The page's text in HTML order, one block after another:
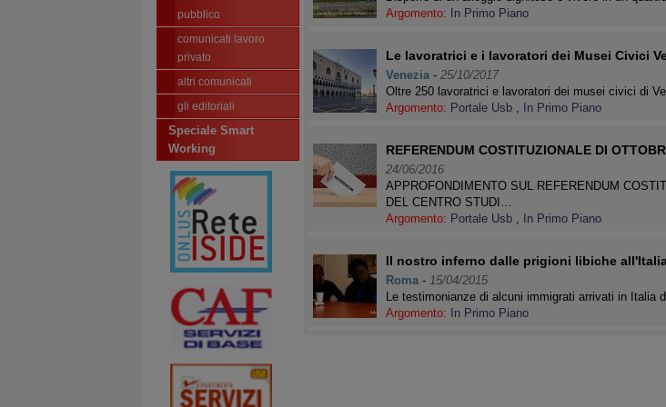
pubblico
comunicati lavoro
privato
altri comunicati
gli editoriali
Speciale Smart
Working
Argomento:
In Primo Piano
Le lavoratrici e i lavoratori dei Musei Civici
Venezia- 25/10/2017
Oltre 250 lavoratrici e lavoratori dei musei civici di
Argomento: Portale Usb , In Primo Piano
REFERENDUM COSTITUZIONALE DI
24/06/2016
APPROFONDIMENTO SUL REFERENDUM
DEL CENTRO STUDI…
Argomento: Portale Usb , In Primo Piano
Il nostro inferno dalle prigioni libiche
Roma- 15/04/2015
Le testimonianze di alcuni immigrati arrivati in Italia
Argomento:
In Primo Piano